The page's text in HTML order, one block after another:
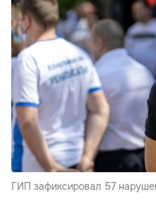
ГИП зафиксировал 57